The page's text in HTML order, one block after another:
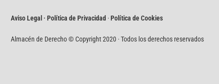
Aviso Legal · Política de Privacidad ·Política de Cookies
Almacén de Derecho © Copyright 2020 · Todos los derechos reservados